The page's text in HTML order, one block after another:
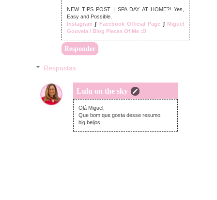
NEW TIPS POST | SPA DAY AT HOME?! Yes,
Easy and Possible.
Instagram ∫ Facebook Official Page ∫ Miguel
Gouveia / Blog Pieces Of Me :D
Responder
Respostas
Lulu on the sky
segunda-feira, agosto 28, 2017
Olá Miguel,
Que bom que gosta desse resumo
big beijos